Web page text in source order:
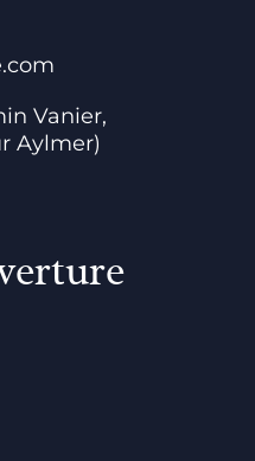
Vanier,
Aylmer)